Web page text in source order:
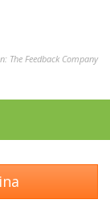
The Feedback Company